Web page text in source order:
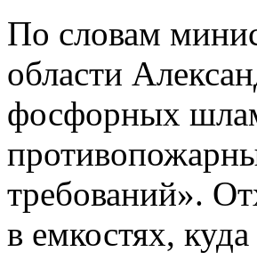
По словам
области
фосфорных
требований».
в емкостях,